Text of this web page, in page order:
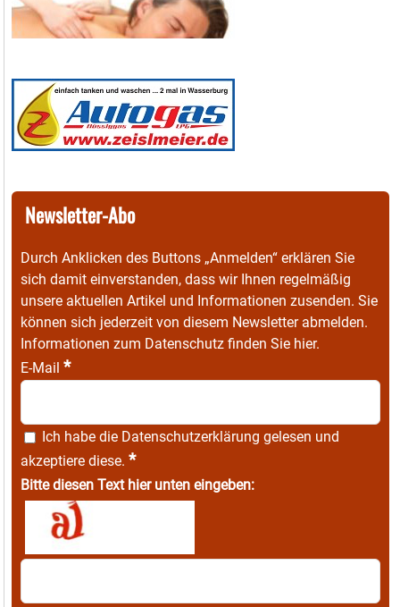
Newsletter-Abo
Durch Anklicken des Buttons „Anmelden“ erklären Sie
sich damit einverstanden, dass wir Ihnen regelmäßig
unsere aktuellen Artikel und Informationen zusenden. Sie
können sich jederzeit von diesem Newsletter abmelden.
Informationen zum Datenschutz finden Sie hier.
E-Mail *
Ich habe die Datenschutzerklärung gelesen und
akzeptiere diese. *
Bitte diesen Text hier unten eingeben: